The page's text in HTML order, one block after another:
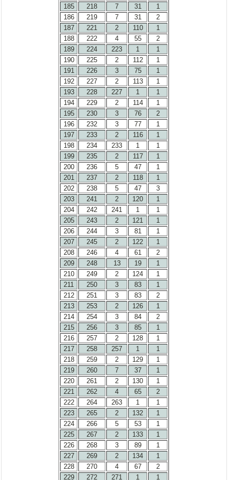
185
218 7 31
1
186
219 7 31
2
187
221 2 110
1
188
222 4 55
2
189
224 223 1
1
190
225 2 112
1
191
226 3 75
1
192
227 2 113
1
193
228 227 1
1
194
229 2 114
1
195
230 3 76
2
196
232 3 77
1
197
233 2 116
1
198
234 233 1
1
199
235 2 117
1
200
236 5 47
1
201
237 2 118
1
202
238 5 47
3
203
241 2 120
1
204
242 241 1
1
205
243 2 121
1
206
244 3 81
1
207
245 2 122
1
208
246 4 61
2
209
248 13 19
1
210
249 2 124
1
211
250 3 83
1
212
251 3 83
2
213
253 2 126
1
214
254 3 84
2
215
256 3 85
1
216
257 2 128
1
217
258 257 1
1
218
259 2 129
1
219
260 7 37
1
220
261 2 130
1
221
262 4 65
2
222
264 263 1
1
223
265 2 132
1
224
266 5 53
1
225
267 2 133
1
226
268 3 89
1
227
269 2 134
1
228
270 4 67
2
229
272 271 1 1